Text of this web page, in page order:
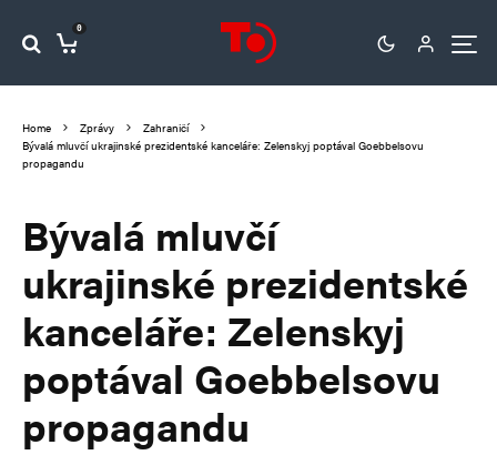
0
Home Zprávy
Zahraničí
Bývalá mluvčí ukrajinské prezidentské kanceláře: Zelenskyj poptával Goebbelsovu
propagandu
Bývalá mluvčí
ukrajinské prezidentské
kanceláře: Zelenskyj
poptával Goebbelsovu
propagandu